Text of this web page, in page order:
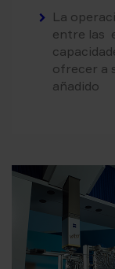
La
entre las
ofrecer a
añadido